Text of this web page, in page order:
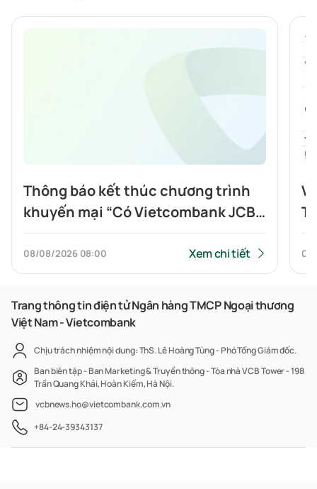
Thông báo kết thúc chương trình
khuyến mại “Có Vietcombank JCB,
Highlands nửa giá”
08/08/2026 08:00 Xem chi tiết
Trang thông tin điện tử Ngân hàng TMCP Ngoại thương
Việt Nam - Vietcombank
Chịu trách nhiệm nội dung: ThS. Lê Hoàng Tùng - Phó Tổng Giám đốc.
Ban biên tập - Ban Marketing & Truyền thông - Tòa nhà VCB Tower - 198
Trần Quang Khải, Hoàn Kiếm, Hà Nội.
vcbnews.ho@vietcombank.com.vn
+84-24-39343137